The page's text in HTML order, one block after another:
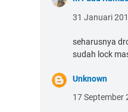
31 Januari
seharusnya
sudah lock
Unknown
17 September